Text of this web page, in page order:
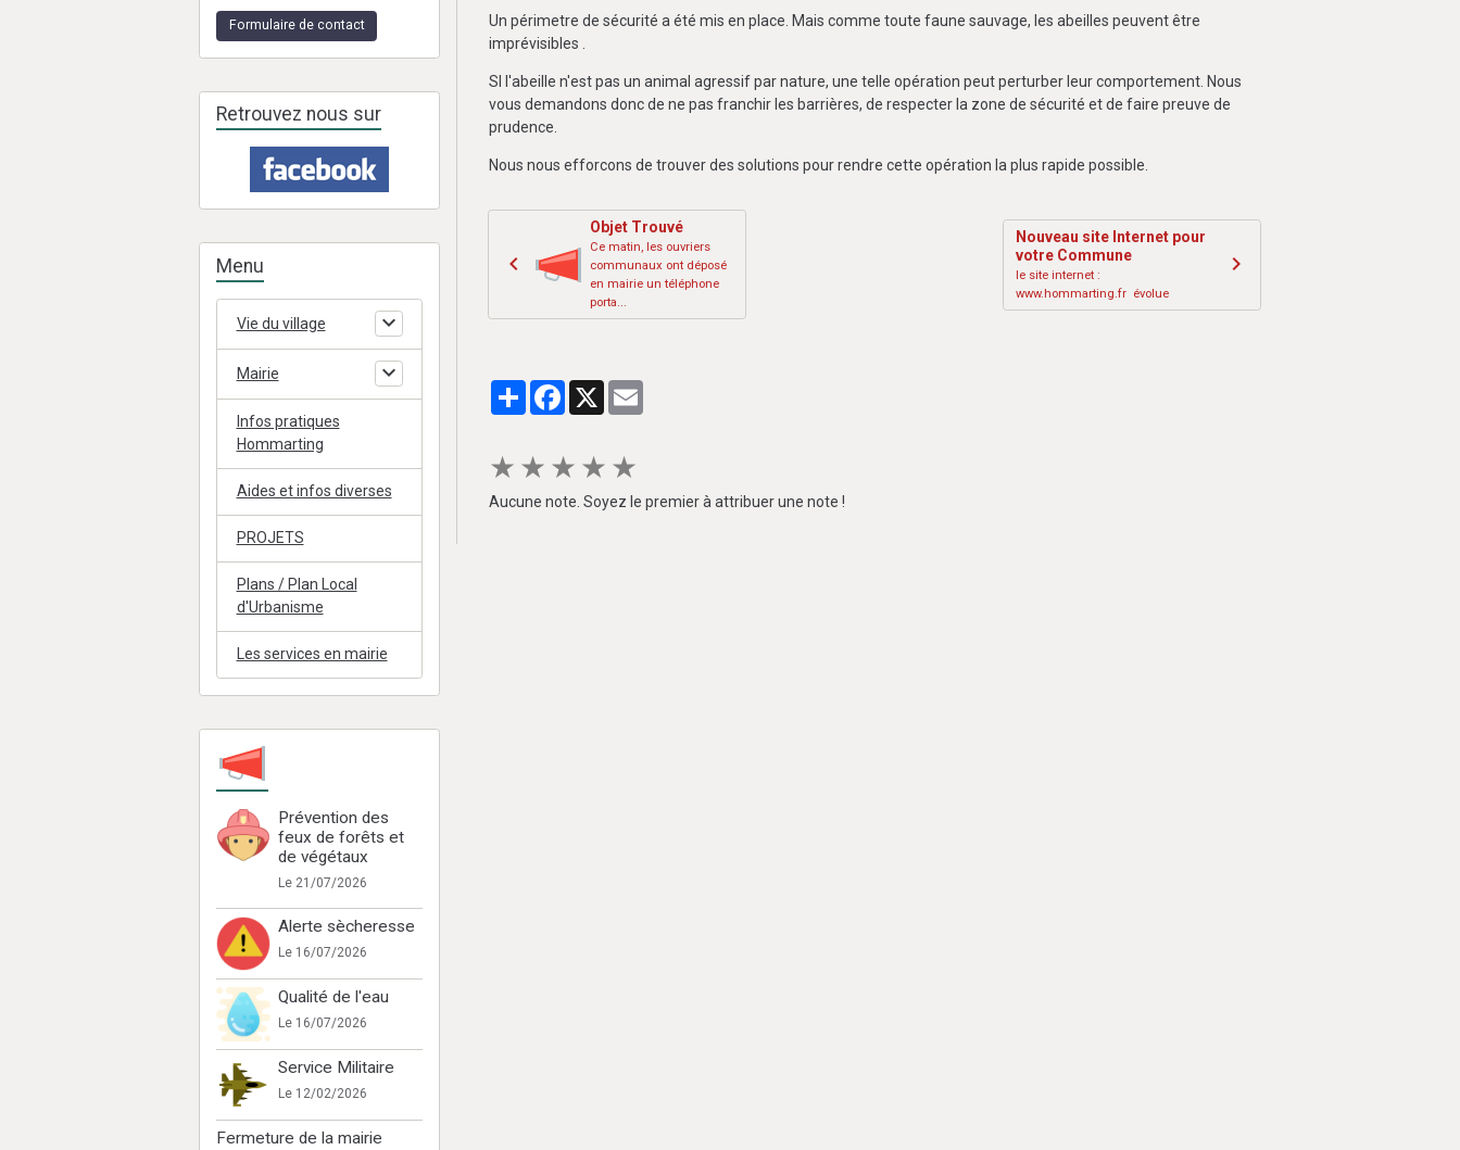
Un périmetre de sécurité a été mis en place. Mais comme toute faune sauvage, les abeilles peuvent être
imprévisibles .
SI l'abeille n'est pas un animal agressif par nature, une telle opération peut perturber leur comportement. Nous
vous demandons donc de ne pas franchir les barrières, de respecter la zone de sécurité et de faire preuve de
prudence.
Nous nous efforcons de trouver des solutions pour rendre cette opération la plus rapide possible.
Objet Trouvé
Ce matin, les ouvriers
communaux ont déposé
en mairie un téléphone
porta...
Nouveau site Internet pour
votre Commune
le site internet :
www.hommarting.fr évolue
PartagerFacebook
X
★ ★ ★ ★ ★
Aucune note. Soyez le premier à attribuer une note !
Formulaire de contact
Retrouvez nous sur
Menu
Vie du village
Mairie
Infos pratiques
Hommarting
Aides et infos diverses
PROJETS
Plans / Plan Local
d'Urbanisme
Les services en mairie
Prévention des
feux de forêts et
de végétaux
Le 21/07/2026
Alerte sècheresse
Le 16/07/2026
Qualité de l'eau
Le 16/07/2026
Service Militaire
Le 12/02/2026
Fermeture de la mairie